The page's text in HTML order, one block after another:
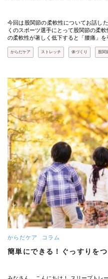
今回は股関節の柔軟性についてお話し
くのスポーツ選手にとって股関節の柔
の柔軟性が著しく低下すると「腰痛」を
からだケア ストレッチ 体づくり 股関
からだケア コラム
簡単にできる！ぐっすりを